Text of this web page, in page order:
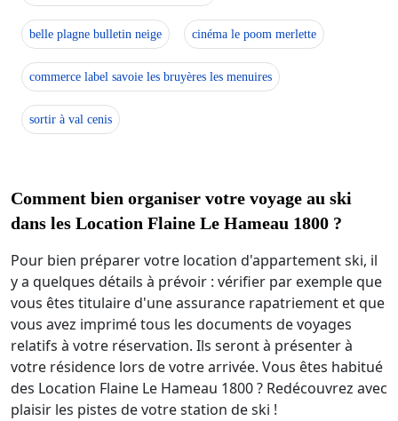
belle plagne bulletin neige cinéma le poom merlette
commerce label savoie les bruyères les menuires
sortir à val cenis
Comment bien organiser votre voyage au ski
dans les Location Flaine Le Hameau 1800 ?
Pour bien préparer votre location d'appartement ski, il
y a quelques détails à prévoir : vérifier par exemple que
vous êtes titulaire d'une assurance rapatriement et que
vous avez imprimé tous les documents de voyages
relatifs à votre réservation. Ils seront à présenter à
votre résidence lors de votre arrivée. Vous êtes habitué
des Location Flaine Le Hameau 1800 ? Redécouvrez avec
plaisir les pistes de votre station de ski !